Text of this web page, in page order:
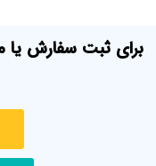
برای ثبت سفارش یا